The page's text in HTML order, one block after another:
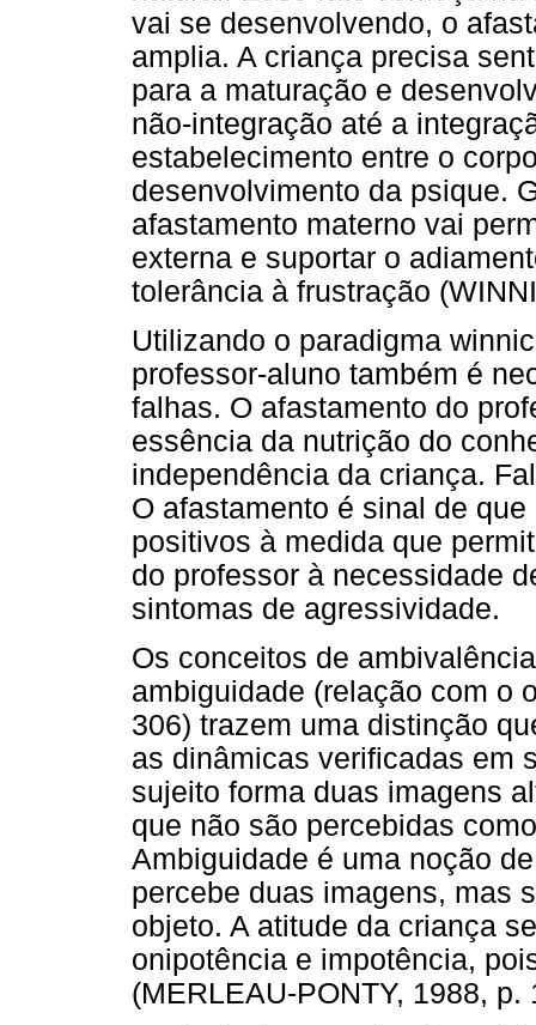
vai se desenvolvendo, o
amplia. A criança precisa
para a maturação e
não-integração até a
estabelecimento entre o
desenvolvimento da psique.
afastamento materno vai
externa e suportar o
tolerância à frustração
Utilizando o paradigma
professor-aluno também é
falhas. O afastamento do
essência da nutrição do
independência da criança.
O afastamento é sinal de
positivos à medida que
do professor à necessidade
sintomas de agressividade.
Os conceitos de
ambiguidade (relação com o
306) trazem uma distinção
as dinâmicas verificadas em
sujeito forma duas imagens
que não são percebidas
Ambiguidade é uma noção
percebe duas imagens, mas
objeto. A atitude da criança
onipotência e impotência,
(MERLEAU-PONTY, 1988,